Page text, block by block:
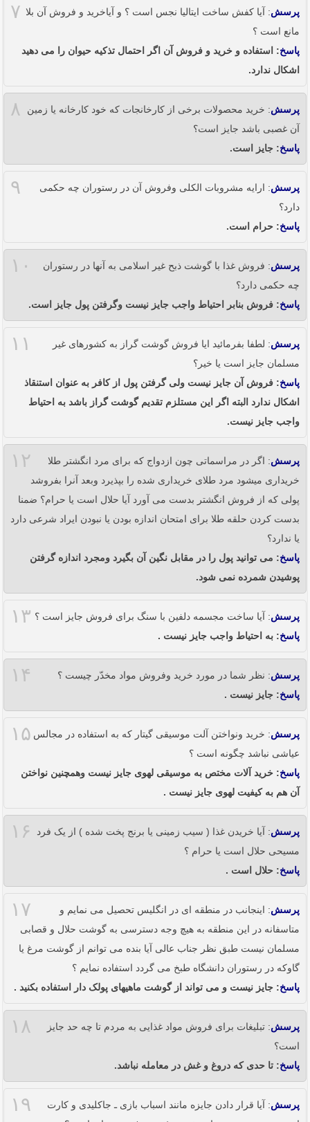
۷ پرسش: آیا کفش ساخت ایتالیا نجس است ؟ و آیاخرید و فروش آن بلا
مانع است ؟
پاسخ: استفاده و خرید و فروش آن اگر احتمال تذکیه حیوان را می دهید
اشکال ندارد.
۸ پرسش: خرید محصولات برخی از کارخانجات که خود کارخانه یا زمین
آن غصبی باشد جایز است؟
پاسخ: جایز است.
۹ پرسش: ارایه مشروبات الکلی وفروش آن در رستوران چه حکمی
دارد؟
پاسخ: حرام است.
۱۰ پرسش: فروش غذا با گوشت ذبح غیر اسلامی به آنها در رستوران
چه حکمی دارد؟
پاسخ: فروش بنابر احتیاط واجب جایز نیست وگرفتن پول جایز است.
۱۱ پرسش: لطفا بفرمائید ایا فروش گوشت گراز به کشورهای غیر
مسلمان جایز است یا خیر؟
پاسخ: فروش آن جایز نیست ولی گرفتن پول از کافر به عنوان استنقاذ
اشکال ندارد البته اگر این مستلزم تقدیم گوشت گراز باشد به احتیاط
واجب جایز نیست.
۱۲ پرسش: اگر در مراسماتی چون ازدواج که برای مرد انگشتر طلا
خریداری میشود مرد طلای خریداری شده را بپذیرد وبعد آنرا بفروشد
پولی که از فروش انگشتر بدست می آورد آیا حلال است یا حرام؟ ضمنا
بدست کردن حلقه طلا برای امتحان اندازه بودن یا نبودن ایراد شرعی دارد
یا ندارد؟
پاسخ: می توانید پول را در مقابل نگین آن بگیرد ومجرد اندازه گرفتن
پوشیدن شمرده نمی شود.
۱۳ پرسش: آیا ساخت مجسمه دلفین با سنگ برای فروش جایز است ؟
پاسخ: به احتیاط واجب جایز نیست .
۱۴ پرسش: نظر شما در مورد خرید وفروش مواد مخدّر چیست ؟
پاسخ: جایز نیست .
۱۵ پرسش: خرید ونواختن آلت موسیقی گیتار که به استفاده در مجالس
عیاشی نباشد چگونه است ؟
پاسخ: خرید آلات مختص به موسیقی لهوی جایز نیست وهمچنین نواختن
آن هم به کیفیت لهوی جایز نیست .
۱۶ پرسش: آیا خریدن غذا ( سیب زمینی یا برنج پخت شده ) از یک فرد
مسیحی حلال است یا حرام ؟
پاسخ: حلال است .
۱۷ پرسش: اینجانب در منطقه ای در انگلیس تحصیل می نمایم و
متاسفانه در این منطقه به هیچ وجه دسترسی به گوشت حلال و قصابی
مسلمان نیست طبق نظر جناب عالی آیا بنده می توانم از گوشت مرغ یا
گاوکه در رستوران دانشگاه طبخ می گردد استفاده نمایم ؟
پاسخ: جایز نیست و می تواند از گوشت ماهیهای پولک دار استفاده بکنید .
۱۸ پرسش: تبلیغات برای فروش مواد غذایی به مردم تا چه حد جایز
است؟
پاسخ: تا حدی که دروغ و غش در معامله نباشد.
۱۹ پرسش: آیا قرار دادن جایزه مانند اسباب بازی ـ جاکلیدی و کارت